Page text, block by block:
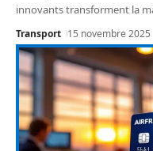
innovants transforment la
Transport 15 novembre 2025